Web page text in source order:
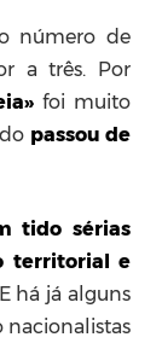
número de
a três. Por
foi muito
passou de
tido sérias
territorial e
E há já alguns
nacionalistas